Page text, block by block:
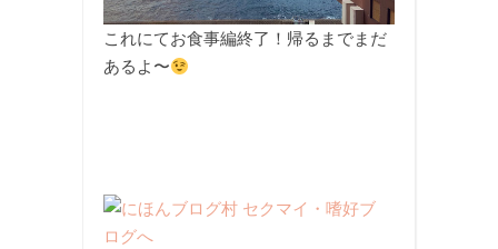
これにてお食事編終了！帰るまでまだ
あるよ〜